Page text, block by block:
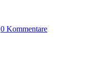
0 Kommentare